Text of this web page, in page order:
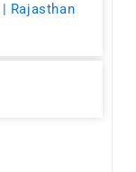
| Rajasthan